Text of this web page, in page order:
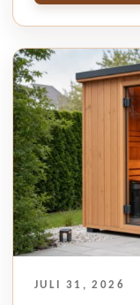
VERÖFFENTLICHT
JULI 31, 2026